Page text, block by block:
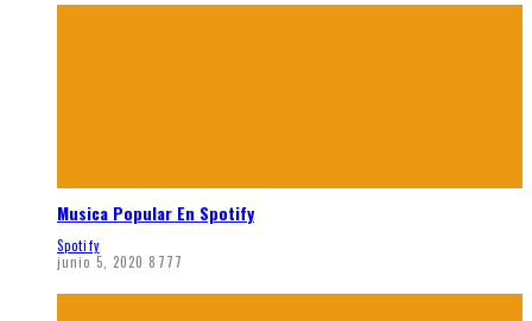
Musica Popular En Spotify
Spotify
junio 5, 2020 8777